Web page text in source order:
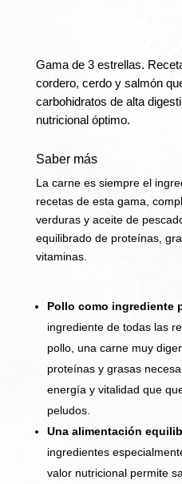
Gama de 3 estrellas.
cordero, cerdo y salmón
carbohidratos de alta
nutricional óptimo.
Saber más
La carne es siempre el
recetas de esta gama,
verduras y aceite de
equilibrado de proteínas,
vitaminas.
Pollo como ingrediente
ingrediente de todas las
pollo, una carne muy
proteínas y grasas
energía y vitalidad que
peludos.
Una alimentación
ingredientes
valor nutricional permite